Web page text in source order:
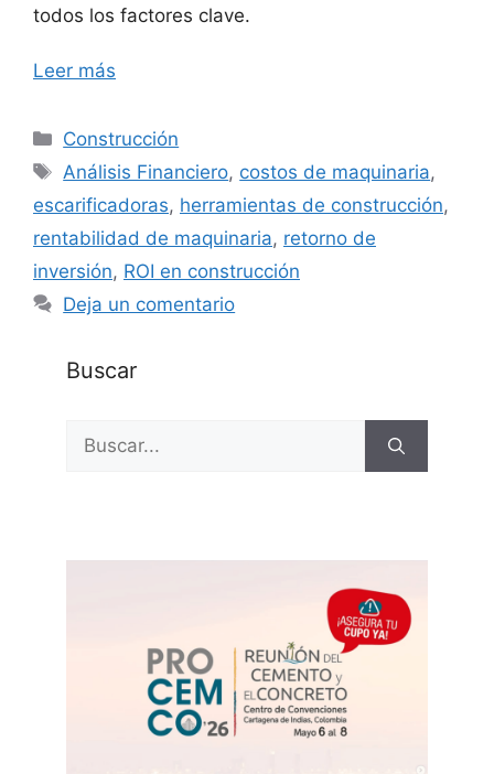
todos los factores clave.
Leer más
Categorías
Construcción
Etiquetas
Análisis Financiero, costos de maquinaria,
escarificadoras, herramientas de construcción,
rentabilidad de maquinaria, retorno de
inversión, ROI en construcción
Deja un comentario
Buscar
Buscar: